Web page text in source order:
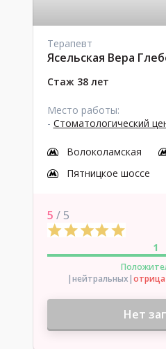
Терапевт
Ясельская Вера
Стаж 38 лет
Место работы:
- Стоматологический
Волоколамская
Пятницкое шоссе
5 / 5
1
|нейтральных|
Нет